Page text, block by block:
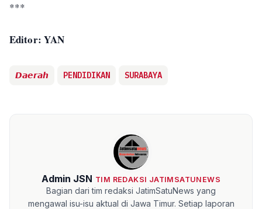
***
Editor: YAN
𝘿𝙖𝙚𝙧𝙖𝙝 PENDIDIKAN SURABAYA
Admin JSN TIM REDAKSI JATIMSATUNEWS
Bagian dari tim redaksi JatimSatuNews yang
mengawal isu-isu aktual di Jawa Timur. Setiap laporan